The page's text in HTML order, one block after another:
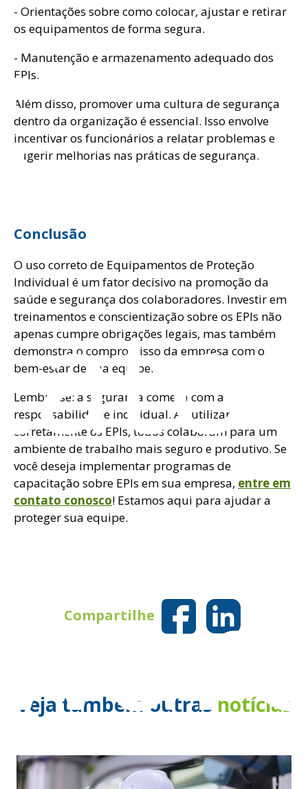
- Orientações sobre como colocar, ajustar e retirar
os equipamentos de forma segura.
- Manutenção e armazenamento adequado dos
EPIs.
Além disso, promover uma cultura de segurança
dentro da organização é essencial. Isso envolve
incentivar os funcionários a relatar problemas e
sugerir melhorias nas práticas de segurança.
Conclusão
O uso correto de Equipamentos de Proteção
Individual é um fator decisivo na promoção da
saúde e segurança dos colaboradores. Investir em
treinamentos e conscientização sobre os EPIs não
apenas cumpre obrigações legais, mas também
demonstra o compromisso da empresa com o
bem-estar de sua equipe.
Lembre-se: a segurança começa com a
responsabilidade individual. Ao utilizar
corretamente os EPIs, todos colaboram para um
ambiente de trabalho mais seguro e produtivo. Se
você deseja implementar programas de
capacitação sobre EPIs em sua empresa, entre em
contato conosco! Estamos aqui para ajudar a
proteger sua equipe.
Compartilhe
Veja também outras notícias